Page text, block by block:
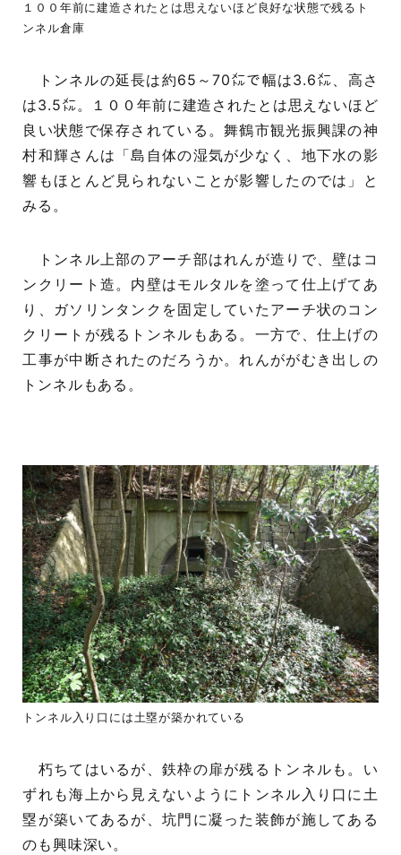
１００年前に建造されたとは思えないほど良好な状態で残るト
ンネル倉庫
トンネルの延長は約65～70㍍で幅は3.6㍍、高さ
は3.5㍍。１００年前に建造されたとは思えないほど
良い状態で保存されている。舞鶴市観光振興課の神
村和輝さんは「島自体の湿気が少なく、地下水の影
響もほとんど見られないことが影響したのでは」と
みる。
トンネル上部のアーチ部はれんが造りで、壁はコ
ンクリート造。内壁はモルタルを塗って仕上げてあ
り、ガソリンタンクを固定していたアーチ状のコン
クリートが残るトンネルもある。一方で、仕上げの
工事が中断されたのだろうか。れんががむき出しの
トンネルもある。
トンネル入り口には土塁が築かれている
朽ちてはいるが、鉄枠の扉が残るトンネルも。い
ずれも海上から見えないようにトンネル入り口に土
塁が築いてあるが、坑門に凝った装飾が施してある
のも興味深い。